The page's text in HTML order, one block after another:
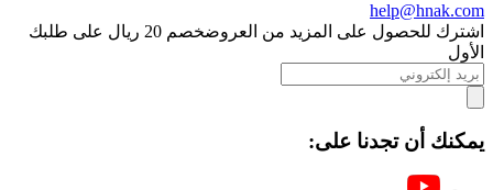
help@hnak.com
اشترك للحصول على المزيد من العروض
خصم 20 ريال على طلبك
الأول
يمكنك أن تجدنا على: